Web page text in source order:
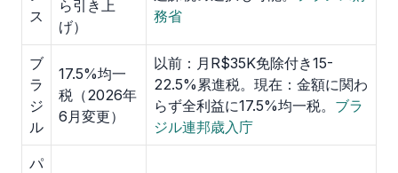
ス
ら引き上
げ）
務省
ブ
ラ
ジ
ル
17.5%均一
税（2026年
6月変更）
以前：月R$35K免除付き15-
22.5%累進税。現在：金額に関わ
らず全利益に17.5%均一税。 ブラ
ジル連邦歳入庁
パ